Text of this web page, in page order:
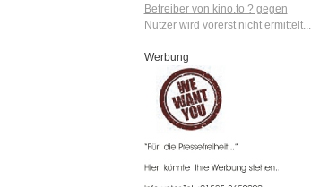
Betreiber von kino.to ? gegen
Nutzer wird vorerst nicht ermittelt...
Werbung